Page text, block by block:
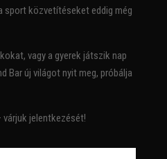
sport közvetítéseket eddig még
vagy a gyerek játszik nap
Bar új világot nyit meg, próbálja
várjuk jelentkezését!